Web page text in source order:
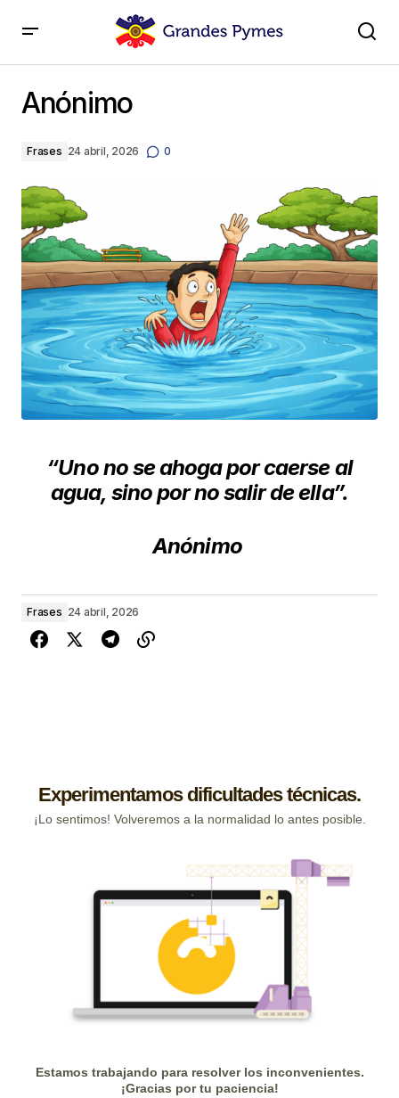
Anónimo
Frases 24 abril, 2026 0
“Uno no se ahoga por caerse al
agua, sino por no salir de ella”.
Anónimo
Frases 24 abril, 2026